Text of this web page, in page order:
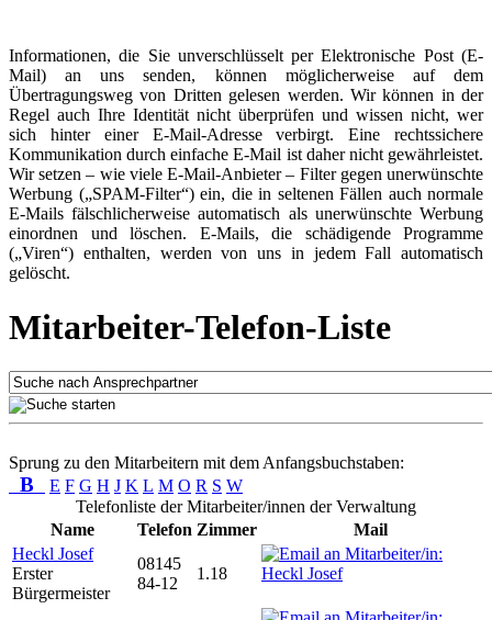
Informationen, die Sie unverschlüsselt per Elektronische Post (E-
Mail) an uns senden, können möglicherweise auf dem
Übertragungsweg von Dritten gelesen werden. Wir können in der
Regel auch Ihre Identität nicht überprüfen und wissen nicht, wer
sich hinter einer E-Mail-Adresse verbirgt. Eine rechtssichere
Kommunikation durch einfache E-Mail ist daher nicht gewährleistet.
Wir setzen – wie viele E-Mail-Anbieter – Filter gegen unerwünschte
Werbung („SPAM-Filter“) ein, die in seltenen Fällen auch normale
E-Mails fälschlicherweise automatisch als unerwünschte Werbung
einordnen und löschen. E-Mails, die schädigende Programme
(„Viren“) enthalten, werden von uns in jedem Fall automatisch
gelöscht.
Mitarbeiter-Telefon-Liste
Sprung zu den Mitarbeitern mit dem Anfangsbuchstaben:
B E F G H J K L M O R S W
Telefonliste der Mitarbeiter/innen der Verwaltung
Name
Telefon Zimmer
Mail
Heckl Josef
Erster
Bürgermeister
08145
84-12
1.18